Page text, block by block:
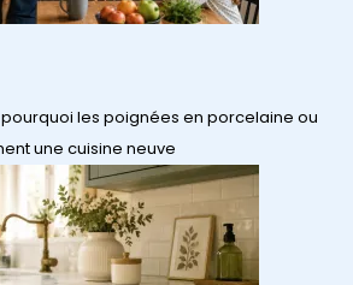
pourquoi les poignées en porcelaine ou
une cuisine neuve